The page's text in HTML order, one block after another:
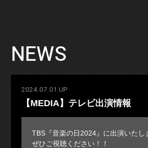
NEWS
2024.07.01 UP
【MEDIA】テレビ出演情報
TBS『音楽の日2024』に出演いたし
ぜひご視聴ください！！